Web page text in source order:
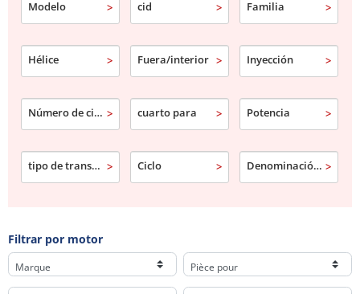
Modelo cid Familia
Hélice Fuera/interior Inyección
Número de cilindro cuarto para Potencia
tipo de transmisión Ciclo Denominación comercial
Filtrar por motor
Marque Pièce pour